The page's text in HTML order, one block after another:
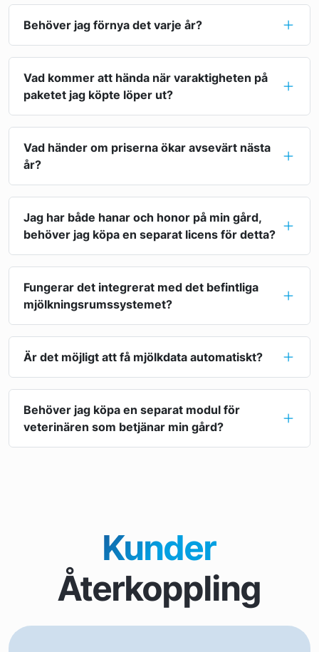
Behöver jag förnya det varje år?
Vad kommer att hända när varaktigheten på
paketet jag köpte löper ut?
Vad händer om priserna ökar avsevärt nästa
år?
Jag har både hanar och honor på min gård,
behöver jag köpa en separat licens för detta?
Fungerar det integrerat med det befintliga
mjölkningsrumssystemet?
Är det möjligt att få mjölkdata automatiskt?
Behöver jag köpa en separat modul för
veterinären som betjänar min gård?
Kunder
Återkoppling